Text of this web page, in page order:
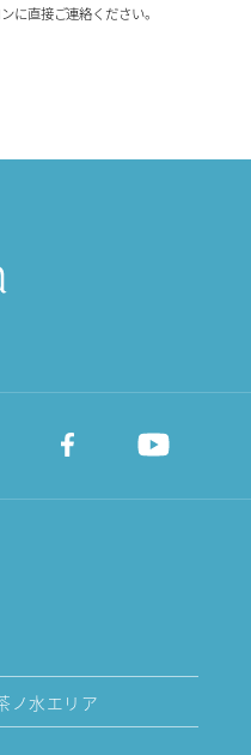
に直接ご連絡ください。
ノ水エリア